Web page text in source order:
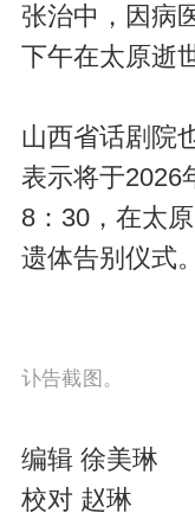
张治中，因病
下午在太原逝
山西省话剧院
表示将于2026
8：30，在太
遗体告别仪式。
讣告截图。
编辑 徐美琳
校对 赵琳